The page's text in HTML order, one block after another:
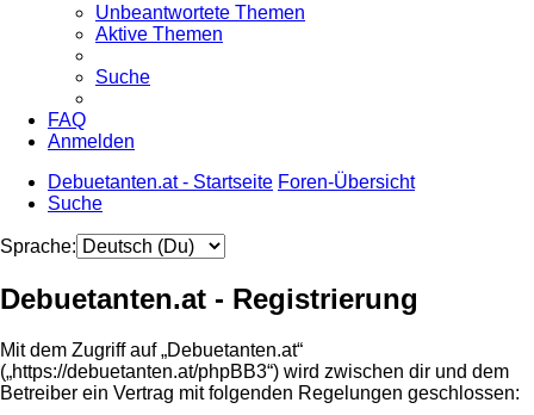
Unbeantwortete Themen
Aktive Themen
Suche
FAQ
Anmelden
Debuetanten.at - Startseite Foren-Übersicht
Suche
Sprache:
Debuetanten.at - Registrierung
Mit dem Zugriff auf „Debuetanten.at“
(„https://debuetanten.at/phpBB3“) wird zwischen dir und dem
Betreiber ein Vertrag mit folgenden Regelungen geschlossen: